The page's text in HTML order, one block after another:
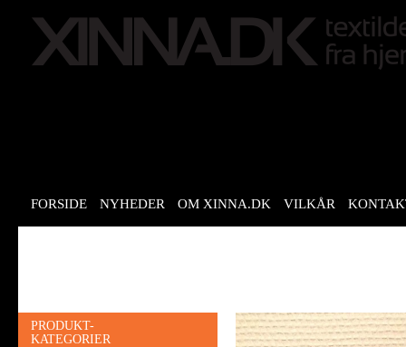
FORSIDE NYHEDER OM XINNA.DK VILKÅR
PRODUKT-
KATEGORIER